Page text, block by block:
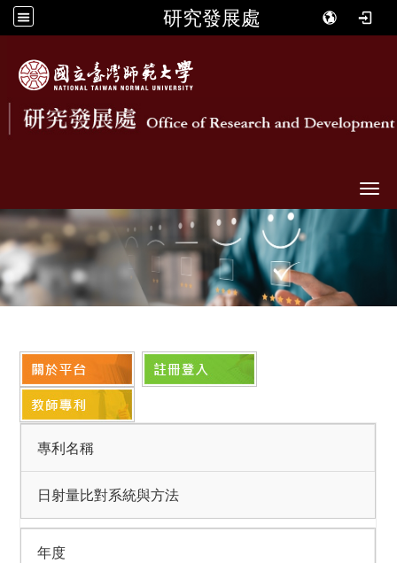
研究發展處
專利名稱
日射量比對系統與方法
年度